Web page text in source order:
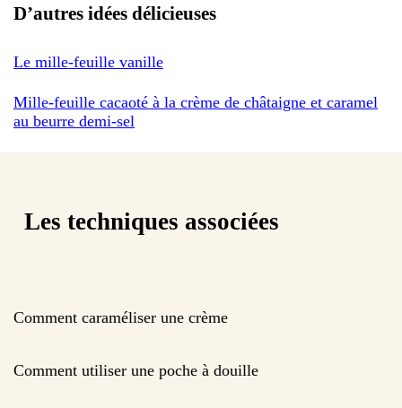
D’autres idées délicieuses
Le mille-feuille vanille
Mille-feuille cacaoté à la crème de châtaigne et caramel
au beurre demi-sel
Les techniques associées
Comment caraméliser une crème
Comment utiliser une poche à douille